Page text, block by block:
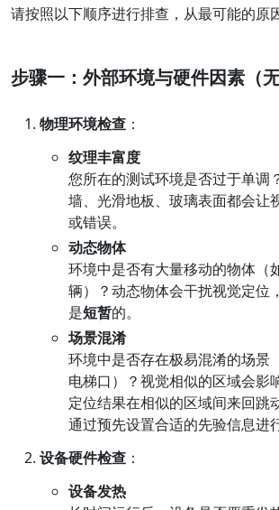
请按照以下顺序进行排查，从最可能的原
步骤一：外部环境与硬件因素（
物理环境检查 ：
纹理丰富度
您所在的测试环境是否过于单调
墙、光滑地板、玻璃表面都会让
或错误。
动态物体
环境中是否有大量移动的物体（
辆）？动态物体会干扰视觉定位
是短暂的。
场景混淆
环境中是否存在极易混淆的场景
电梯口）？视觉相似的区域会影
定位结果在相似的区域间来回跳
通过预先设置合适的先验信息进
设备硬件检查 ：
设备发热